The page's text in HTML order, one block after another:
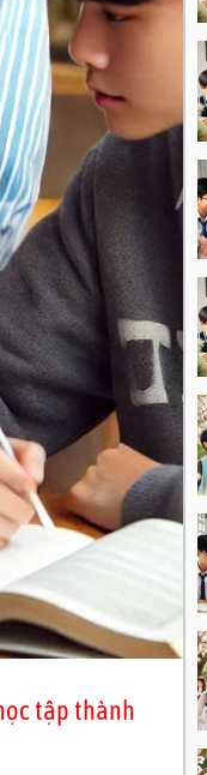
tập thành